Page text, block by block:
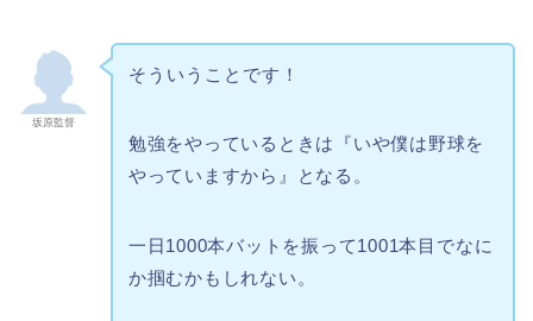
坂原監督
そういうことです！
勉強をやっているときは『いや僕は野球を
やっていますから』となる。
一日1000本バットを振って1001本目でなに
か掴むかもしれない。